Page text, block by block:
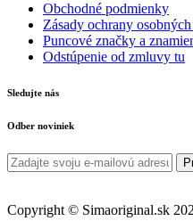
Obchodné podmienky
Zásady ochrany
Puncové značky a
Odstúpenie od zmluvy tu
Sledujte nás
Odber noviniek
Copyright © Simaoriginal.sk